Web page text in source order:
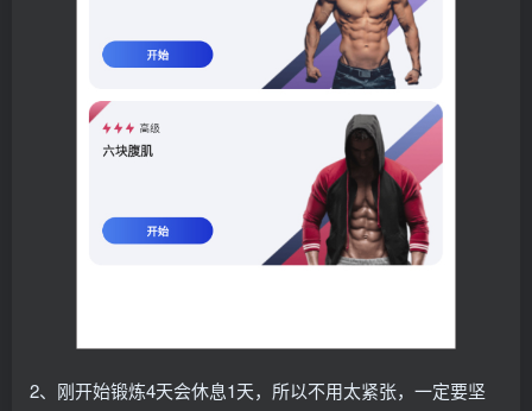
2、刚开始锻炼4天会休息1天，所以不用太紧张，一定要坚